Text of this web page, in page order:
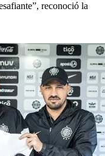
reconoció la